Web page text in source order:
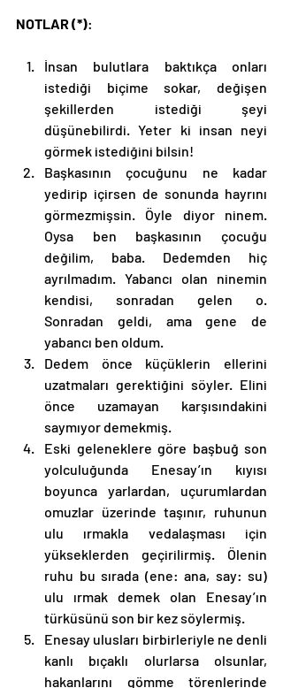
NOTLAR (*):
İnsan bulutlara baktıkça onları
istediği biçime sokar, değişen
şekillerden istediği şeyi
düşünebilirdi. Yeter ki insan neyi
görmek istediğini bilsin!
Başkasının çocuğunu ne kadar
yedirip içirsen de sonunda hayrını
görmezmişsin. Öyle diyor ninem.
Oysa ben başkasının çocuğu
değilim, baba. Dedemden hiç
ayrılmadım. Yabancı olan ninemin
kendisi, sonradan gelen o.
Sonradan geldi, ama gene de
yabancı ben oldum.
Dedem önce küçüklerin ellerini
uzatmaları gerektiğini söyler. Elini
önce uzamayan karşısındakini
saymıyor demekmiş.
Eski geleneklere göre başbuğ son
yolculuğunda Enesay’ın kıyısı
boyunca yarlardan, uçurumlardan
omuzlar üzerinde taşınır, ruhunun
ulu ırmakla vedalaşması için
yükseklerden geçirilirmiş. Ölenin
ruhu bu sırada (ene: ana, say: su)
ulu ırmak demek olan Enesay’ın
türküsünü son bir kez söylermiş.
Enesay ulusları birbirleriyle ne denli
kanlı bıçaklı olurlarsa olsunlar,
hakanlarını gömme törenlerinde